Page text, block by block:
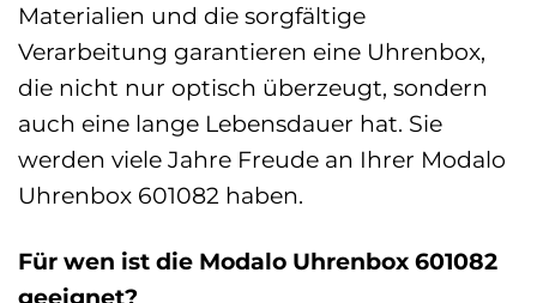
Materialien und die sorgfältige
Verarbeitung garantieren eine Uhrenbox,
die nicht nur optisch überzeugt, sondern
auch eine lange Lebensdauer hat. Sie
werden viele Jahre Freude an Ihrer Modalo
Uhrenbox 601082 haben.
Für wen ist die Modalo Uhrenbox 601082
geeignet?